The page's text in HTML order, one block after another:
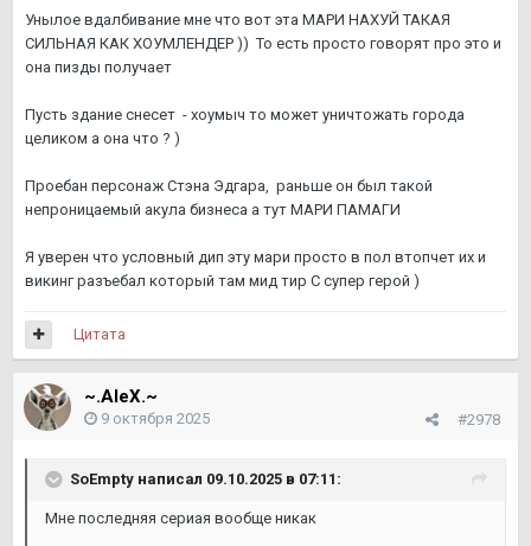
Унылое вдалбивание мне что вот эта МАРИ НАХУЙ ТАКАЯ
СИЛЬНАЯ КАК ХОУМЛЕНДЕР )) То есть просто говорят про это и
она пизды получает
Пусть здание снесет - хоумыч то может уничтожать города
целиком а она что ? )
Проебан персонаж Стэна Эдгара, раньше он был такой
непроницаемый акула бизнеса а тут МАРИ ПАМАГИ
Я уверен что условный дип эту мари просто в пол втопчет их и
викинг разъебал который там мид тир C супер герой )
Цитата
~.AleX.~
#2978
9 октября 2025
SoEmpty написал 09.10.2025 в 07:11:
Мне последняя сериая вообще никак